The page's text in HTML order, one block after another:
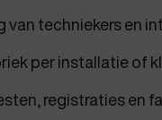
van techniekers en
per installatie of
registraties en